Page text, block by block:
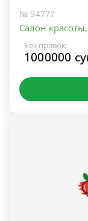
№ 94777
Салон
Без правок:
1000000